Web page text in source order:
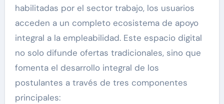
habilitadas por el sector trabajo, los usuarios
acceden a un completo ecosistema de apoyo
integral a la empleabilidad. Este espacio digital
no solo difunde ofertas tradicionales, sino que
fomenta el desarrollo integral de los
postulantes a través de tres componentes
principales: